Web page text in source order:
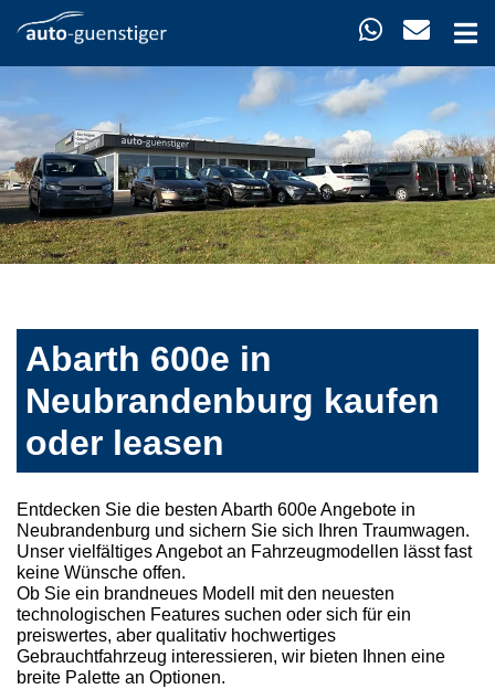
Abarth 600e in
Neubrandenburg kaufen
oder leasen
Entdecken Sie die besten Abarth 600e Angebote in
Neubrandenburg und sichern Sie sich Ihren Traumwagen.
Unser vielfältiges Angebot an Fahrzeugmodellen lässt fast
keine Wünsche offen.
Ob Sie ein brandneues Modell mit den neuesten
technologischen Features suchen oder sich für ein
preiswertes, aber qualitativ hochwertiges
Gebrauchtfahrzeug interessieren, wir bieten Ihnen eine
breite Palette an Optionen.